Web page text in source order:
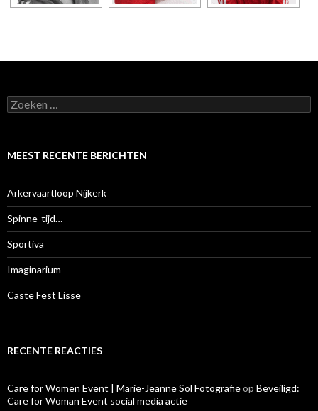
Z
o
e
a
a
r
:
MEEST RECENTE BERICHTEN
Arkervaartloop Nijkerk
Spinne-tijd…
Sportiva
Imaginarium
Caste Fest Lisse
RECENTE REACTIES
Care for Women Event | Marie-Jeanne Sol Fotografieop Beveiligd:
Care for Woman Event social media actie